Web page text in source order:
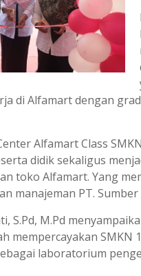
di Alfamart dengan
Alfamart Class
didik sekaligus
toko Alfamart. Yang
manajeman PT.
S.Pd, M.Pd
mempercayakan
laboratorium